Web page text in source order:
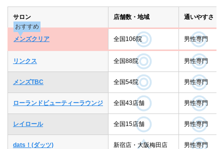
サロン 店舗数・地域
通いやすさ
おすすめ
メンズクリア
全国106院 男性専門
リンクス 全国88院 男性専門
メンズTBC 全国54院 男性専門
ローランドビューティーラウンジ 全国43店舗 男性専門
レイロール 全国15店舗 男性専門
dats！(ダッツ) 新宿店・大阪梅田店 男性専門